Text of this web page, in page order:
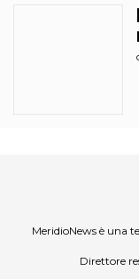
MeridioNews è una
Direttore